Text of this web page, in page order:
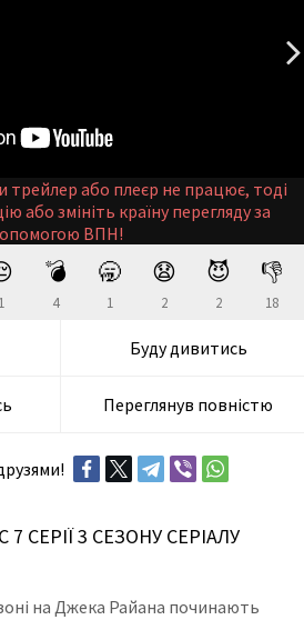
трейлер або плеєр не працює, тоді
або змініть країну перегляду за
ВПН!
1
💣
4
🥱
1
😧
2
😈
2
👎
18
Буду дивитись
Переглянув повністю
СЕРІЇ 3 СЕЗОНУ СЕРІАЛУ
на Джека Райана починають